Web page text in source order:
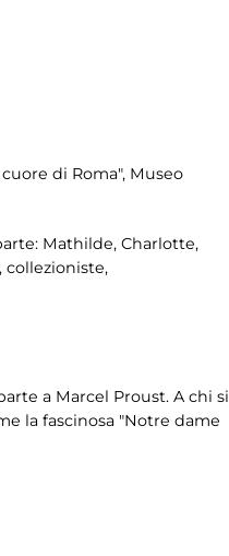
di Roma", Museo
Mathilde, Charlotte,
collezioniste,
a Marcel Proust. A chi si
la fascinosa "Notre dame